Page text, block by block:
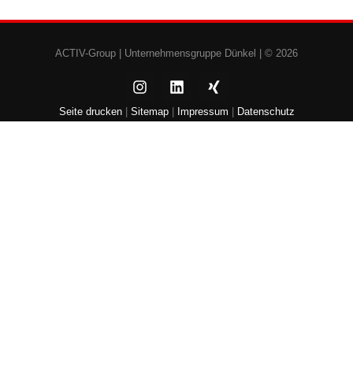
ACTIV-Group | Unternehmensgruppe Dünkel | © 2026
Seite drucken Sitemap| Impressum Datenschutz